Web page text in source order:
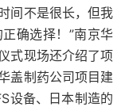
间不是很长，但我
确选择！”南京华
式现场还介绍了项
盖制药公司项目建
设备、日本制造的